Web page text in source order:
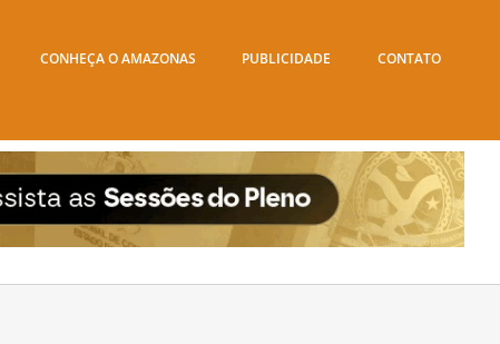
CONHEÇA O AMAZONAS PUBLICIDADE CONTATO